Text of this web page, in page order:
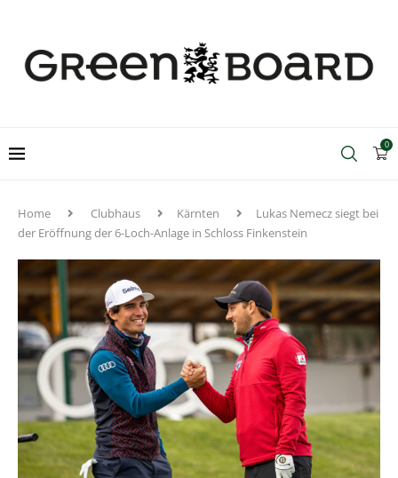
0
Home Clubhaus Kärnten
Lukas Nemecz siegt bei
der Eröffnung der 6-Loch-Anlage in Schloss Finkenstein